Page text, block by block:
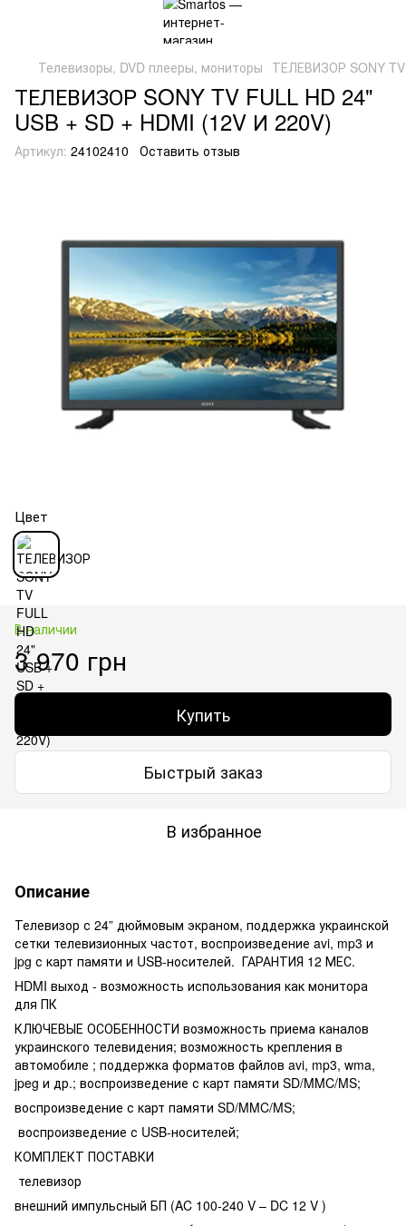
Телевизоры, DVD плееры, мониторы ТЕЛЕВИЗОР SONY TV
ТЕЛЕВИЗОР SONY TV FULL HD 24"
USB + SD + HDMI (12V И 220V)
Артикул: 24102410 Оставить отзыв
Цвет
В наличии
3 970 грн
Купить
Быстрый заказ
В избранное
Описание
Телевизор с 24” дюймовым экраном, поддержка украинской
сетки телевизионных частот, воспроизведение avi, mp3 и
jpg с карт памяти и USB-носителей. ГАРАНТИЯ 12 МЕС.
HDMI выход - возможность использования как монитора
для ПК
КЛЮЧЕВЫЕ ОСОБЕННОСТИ возможность приема каналов
украинского телевидения; возможность крепления в
автомобиле ; поддержка форматов файлов avi, mp3, wma,
jpeg и др.; воспроизведение с карт памяти SD/MMC/MS;
воспроизведение с карт памяти SD/MMC/MS;
воспроизведение с USB-носителей;
КОМПЛЕКТ ПОСТАВКИ
телевизор
внешний импульсный БП (AC 100-240 V – DC 12 V )